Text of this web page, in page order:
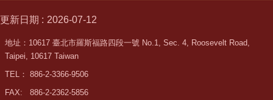
所
員
入
管
更新日期 2026-07-12
地址：10617 臺北市羅斯福路四段一號 No.1, Sec. 4, Roosevelt Road,
Taipei, 10617 Taiwan
TEL： 886-2-3366-9506
FAX: 886-2-2362-5856